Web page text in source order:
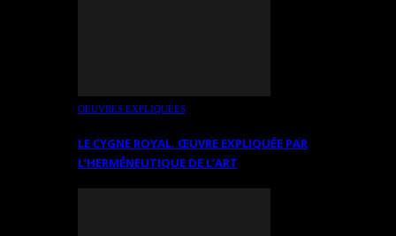
OEUVRES EXPLIQUÉES
LE CYGNE ROYAL. ŒUVRE EXPLIQUÉE PAR
L’HERMÉNEUTIQUE DE L’ART